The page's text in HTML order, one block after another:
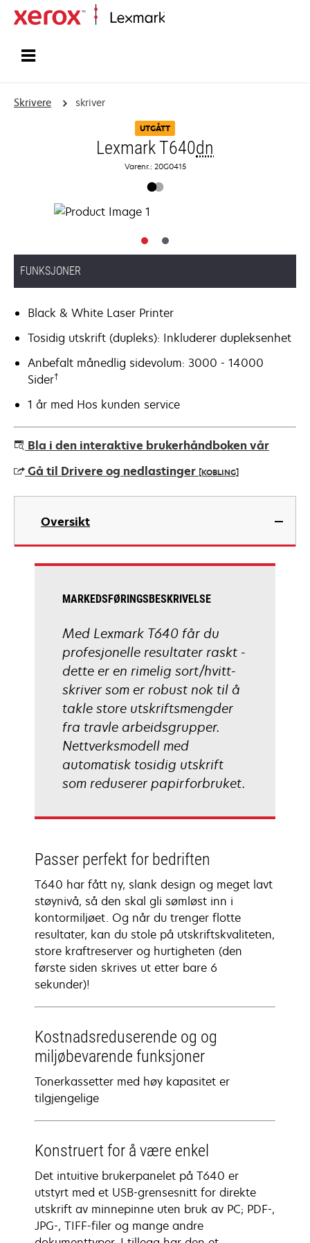
Skrivere skriver
UTGÅTT
Lexmark T640dn
Varenr.: 20G0415
FUNKSJONER
Black & White Laser Printer
Tosidig utskrift (dupleks): Inkluderer dupleksenhet
Anbefalt månedlig sidevolum: 3000 - 14000
Sider†
1 år med Hos kunden service
Bla i den interaktive brukerhåndboken vår
Gå til Drivere og nedlastinger [KOBLING]
opens
new
Oversikt
MARKEDSFØRINGSBESKRIVELSE
Med Lexmark T640 får du
profesjonelle resultater raskt -
dette er en rimelig sort/hvitt-
skriver som er robust nok til å
takle store utskriftsmengder
fra travle arbeidsgrupper.
Nettverksmodell med
automatisk tosidig utskrift
som reduserer papirforbruket.
Passer perfekt for bedriften
T640 har fått ny, slank design og meget lavt
støynivå, så den skal gli sømløst inn i
kontormiljøet. Og når du trenger flotte
resultater, kan du stole på utskriftskvaliteten,
store kraftreserver og hurtigheten (den
første siden skrives ut etter bare 6
sekunder)!
Kostnadsreduserende og og
miljøbevarende funksjoner
Tonerkassetter med høy kapasitet er
tilgjengelige
Konstruert for å være enkel
Det intuitive brukerpanelet på T640 er
utstyrt med et USB-grensesnitt for direkte
utskrift av minnepinne uten bruk av PC; PDF-,
JPG-, TIFF-filer og mange andre